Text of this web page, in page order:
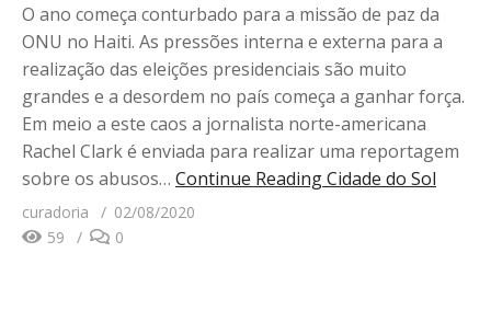
O ano começa conturbado para a missão de paz da
ONU no Haiti. As pressões interna e externa para a
realização das eleições presidenciais são muito
grandes e a desordem no país começa a ganhar força.
Em meio a este caos a jornalista norte-americana
Rachel Clark é enviada para realizar uma reportagem
sobre os abusos… Continue ReadingCidade do Sol
curadoria
02/08/2020
59
0